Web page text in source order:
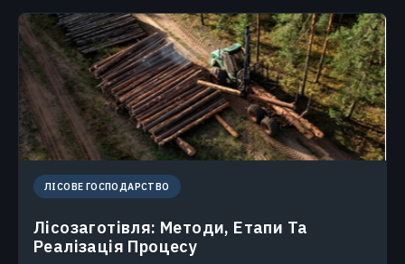
ЛІСОВЕ ГОСПОДАРСТВО
Лісозаготівля: Методи, Етапи Та
Реалізація Процесу